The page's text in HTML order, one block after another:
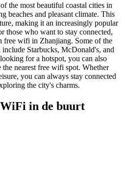
the most beautiful coastal cities in
beaches and pleasant climate. This
making it an increasingly popular
those who want to stay connected,
free wifi in Zhanjiang. Some of the
Starbucks, McDonald's, and
for a hotspot, you can also
nearest free wifi spot. Whether
you can always stay connected
the city's charms.
in de buurt